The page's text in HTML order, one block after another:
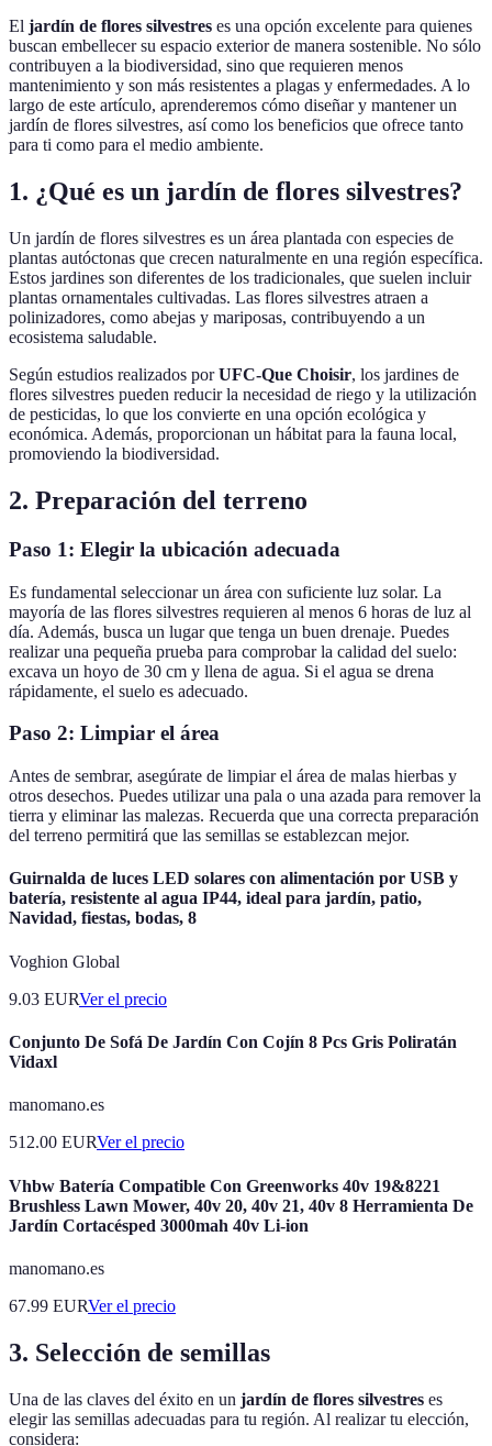
El jardín de flores silvestres es una opción excelente para quienes
buscan embellecer su espacio exterior de manera sostenible. No sólo
contribuyen a la biodiversidad, sino que requieren menos
mantenimiento y son más resistentes a plagas y enfermedades. A lo
largo de este artículo, aprenderemos cómo diseñar y mantener un
jardín de flores silvestres, así como los beneficios que ofrece tanto
para ti como para el medio ambiente.
1. ¿Qué es un jardín de flores silvestres?
Un jardín de flores silvestres es un área plantada con especies de
plantas autóctonas que crecen naturalmente en una región específica.
Estos jardines son diferentes de los tradicionales, que suelen incluir
plantas ornamentales cultivadas. Las flores silvestres atraen a
polinizadores, como abejas y mariposas, contribuyendo a un
ecosistema saludable.
Según estudios realizados porUFC-Que Choisir, los jardines de
flores silvestres pueden reducir la necesidad de riego y la utilización
de pesticidas, lo que los convierte en una opción ecológica y
económica. Además, proporcionan un hábitat para la fauna local,
promoviendo la biodiversidad.
2. Preparación del terreno
Paso 1: Elegir la ubicación adecuada
Es fundamental seleccionar un área con suficiente luz solar. La
mayoría de las flores silvestres requieren al menos 6 horas de luz al
día. Además, busca un lugar que tenga un buen drenaje. Puedes
realizar una pequeña prueba para comprobar la calidad del suelo:
excava un hoyo de 30 cm y llena de agua. Si el agua se drena
rápidamente, el suelo es adecuado.
Paso 2: Limpiar el área
Antes de sembrar, asegúrate de limpiar el área de malas hierbas y
otros desechos. Puedes utilizar una pala o una azada para remover la
tierra y eliminar las malezas. Recuerda que una correcta preparación
del terreno permitirá que las semillas se establezcan mejor.
Guirnalda de luces LED solares con alimentación por USB y
batería, resistente al agua IP44, ideal para jardín, patio,
Navidad, fiestas, bodas, 8
Voghion Global
9.03 EURVer el precio
Conjunto De Sofá De Jardín Con Cojín 8 Pcs Gris Poliratán
Vidaxl
manomano.es
512.00 EURVer el precio
Vhbw Batería Compatible Con Greenworks 40v 19&8221
Brushless Lawn Mower, 40v 20, 40v 21, 40v 8 Herramienta De
Jardín Cortacésped 3000mah 40v Li-ion
manomano.es
67.99 EURVer el precio
3. Selección de semillas
Una de las claves del éxito en un jardín de flores silvestres es
elegir las semillas adecuadas para tu región. Al realizar tu elección,
considera: